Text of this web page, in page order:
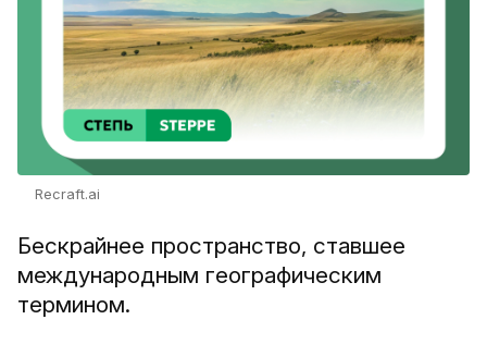
Recraft.ai
Бескрайнее пространство, ставшее
международным географическим
термином.